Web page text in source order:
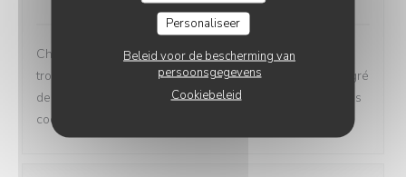
Personaliseer
Beleid voor de bescherming van
persoonsgegevens
Cookiebeleid
Chez Coco, ambiance bord de mer à l’extérieur et
tropicale (Bahia) à l’intérieur, on adore ! On voyage au gré
des plats succulents (bravo au Chef et à l’équipe !) et les
cocktails originaux sont extras ! À recommander !